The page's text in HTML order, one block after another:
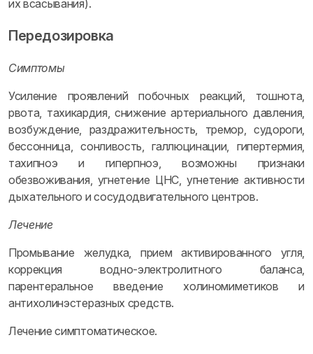
их всасывания).
Передозировка
Симптомы
Усиление проявлений побочных реакций, тошнота,
рвота, тахикардия, снижение артериального давления,
возбуждение, раздражительность, тремор, судороги,
бессонница, сонливость, галлюцинации, гипертермия,
тахипноэ и гиперпноэ, возможны признаки
обезвоживания, угнетение ЦНС, угнетение активности
дыхательного и сосудодвигательного центров.
Лечение
Промывание желудка, прием активированного угля,
коррекция водно-электролитного баланса,
парентеральное введение холиномиметиков и
антихолинэстеразных средств.
Лечение симптоматическое.